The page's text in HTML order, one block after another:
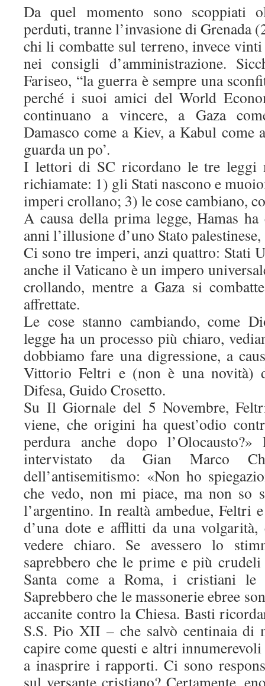
Da quel momento sono scoppiati
perduti, tranne l’invasione di Grenada
chi li combatte sul terreno, invece
nei consigli d’amministrazione.
Fariseo, “la guerra è sempre una
perché i suoi amici del World
continuano a vincere, a Gaza
Damasco come a Kiev, a Kabul come
guarda un po’.
I lettori di SC ricordano le tre leggi
richiamate: 1) gli Stati nascono e
imperi crollano; 3) le cose cambiano,
A causa della prima legge, Hamas
anni l’illusione d’uno Stato
Ci sono tre imperi, anzi quattro: Stati
anche il Vaticano è un impero
crollando, mentre a Gaza si
affrettate.
Le cose stanno cambiando, come
legge ha un processo più chiaro,
dobbiamo fare una digressione, a
Vittorio Feltri e (non è una novità)
Difesa, Guido Crosetto.
Su Il Giornale del 5 Novembre,
viene, che origini ha quest’odio
perdura anche dopo
intervistato da Gian Marco
dell’antisemitismo: «Non ho
che vedo, non mi piace, ma non so
l’argentino. In realtà ambedue, Feltri
d’una dote e afflitti da una
vedere chiaro. Se avessero lo
saprebbero che le prime e più
Santa come a Roma, i cristiani le
Saprebbero che le massonerie ebree
accanite contro la Chiesa. Basti
S.S. Pio XII – che salvò centinaia di
capire come questi e altri
a inasprire i rapporti. Ci sono
sul versante cristiano? Certamente,